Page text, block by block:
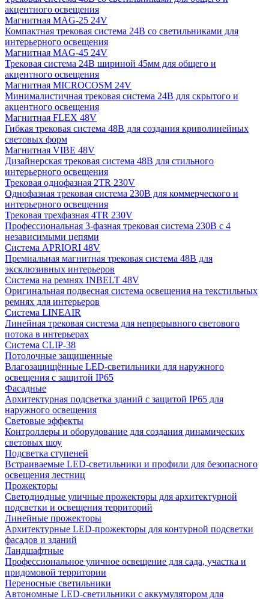
акцентного освещения
Магнитная MAG-25 24V
Компактная трековая система 24В со светильниками для
интерьерного освещения
Магнитная MAG-45 24V
Трековая система 24В шириной 45мм для общего и
акцентного освещения
Магнитная MICROCOSM 24V
Минималистичная трековая система 24В для скрытого и
акцентного освещения
Магнитная FLEX 48V
Гибкая трековая система 48В для создания криволинейных
световых форм
Магнитная VIBE 48V
Дизайнерская трековая система 48В для стильного
интерьерного освещения
Трековая однофазная 2TR 230V
Однофазная трековая система 230В для коммерческого и
интерьерного освещения
Трековая трехфазная 4TR 230V
Профессиональная 3-фазная трековая система 230В с 4
независимыми цепями
Система APRIORI 48V
Премиальная магнитная трековая система 48В для
эксклюзивных интерьеров
Система на ремнях INBELT 48V
Оригинальная подвесная система освещения на текстильных
ремнях для интерьеров
Система LINEAIR
Линейная трековая система для непрерывного светового
потока в интерьерах
Система CLIP-38
Потолочные защищенные
Влагозащищённые LED-светильники для наружного
освещения с защитой IP65
Фасадные
Архитектурная подсветка зданий с защитой IP65 для
наружного освещения
Световые эффекты
Контроллеры и оборудование для создания динамических
световых шоу
Подсветка ступеней
Встраиваемые LED-светильники и профили для безопасного
освещения лестниц
Прожекторы
Светодиодные уличные прожекторы для архитектурной
подсветки и освещения территорий
Линейные прожекторы
Архитектурные LED-прожекторы для контурной подсветки
фасадов и зданий
Ландшафтные
Профессиональное уличное освещение для сада, участка и
придомовой территории
Переносные светильники
Автономные LED-светильники с аккумулятором для